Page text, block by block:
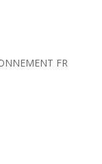
FR